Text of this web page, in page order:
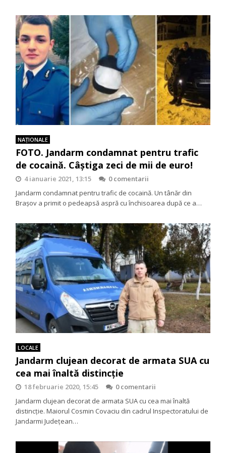
NAŢIONALE
FOTO. Jandarm condamnat pentru trafic
de cocaină. Câștiga zeci de mii de euro!
4 ianuarie 2021, 13:15
0 comentarii
Jandarm condamnat pentru trafic de cocaină. Un tânăr din
Braşov a primit o pedeapsă aspră cu închisoarea după ce a…
LOCALE
Jandarm clujean decorat de armata SUA cu
cea mai înaltă distincție
18 februarie 2020, 15:45
0 comentarii
Jandarm clujean decorat de armata SUA cu cea mai înaltă
distincție. Maiorul Cosmin Covaciu din cadrul Inspectoratului de
Jandarmi Județean…